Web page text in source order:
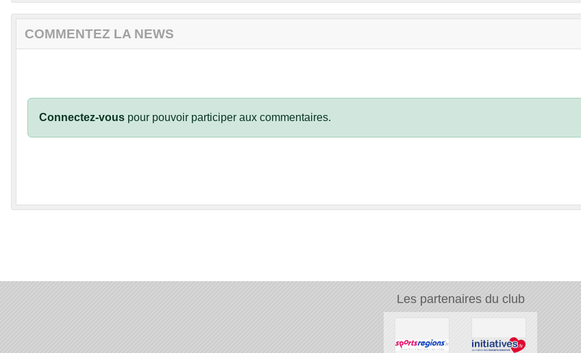
COMMENTEZ LA NEWS
Connectez-vous pour pouvoir participer aux commentaires.
Les partenaires du club